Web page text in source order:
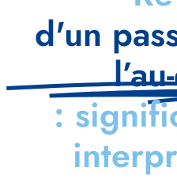
d'un
: